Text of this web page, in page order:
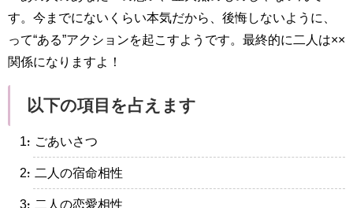
す。今までにないくらい本気だから、後悔しないように、
って“ある”アクションを起こすようです。最終的に二人は××
関係になりますよ！
以下の項目を占えます
・ごあいさつ
・二人の宿命相性
・二人の恋愛相性